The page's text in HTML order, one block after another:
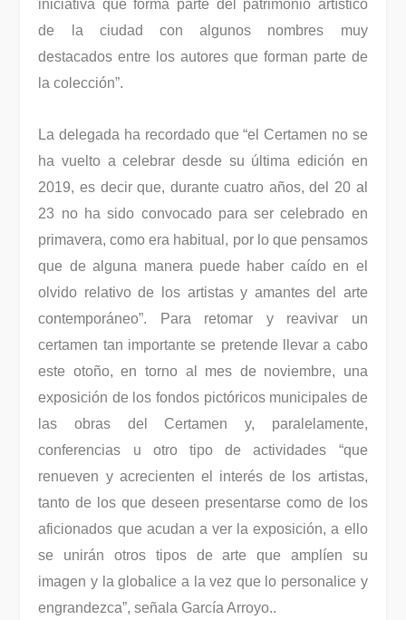
iniciativa que forma parte del patrimonio artístico
de la ciudad con algunos nombres muy
destacados entre los autores que forman parte de
la colección”.
La delegada ha recordado que “el Certamen no se
ha vuelto a celebrar desde su última edición en
2019, es decir que, durante cuatro años, del 20 al
23 no ha sido convocado para ser celebrado en
primavera, como era habitual, por lo que pensamos
que de alguna manera puede haber caído en el
olvido relativo de los artistas y amantes del arte
contemporáneo”. Para retomar y reavivar un
certamen tan importante se pretende llevar a cabo
este otoño, en torno al mes de noviembre, una
exposición de los fondos pictóricos municipales de
las obras del Certamen y, paralelamente,
conferencias u otro tipo de actividades “que
renueven y acrecienten el interés de los artistas,
tanto de los que deseen presentarse como de los
aficionados que acudan a ver la exposición, a ello
se unirán otros tipos de arte que amplíen su
imagen y la globalice a la vez que lo personalice y
engrandezca”, señala García Arroyo..